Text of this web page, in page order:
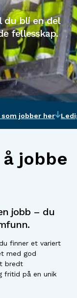
du bli en del
fellesskap.
som jobber her
jobbe
jobb – du
finner et variert
med god
bredt
fritid på en unik